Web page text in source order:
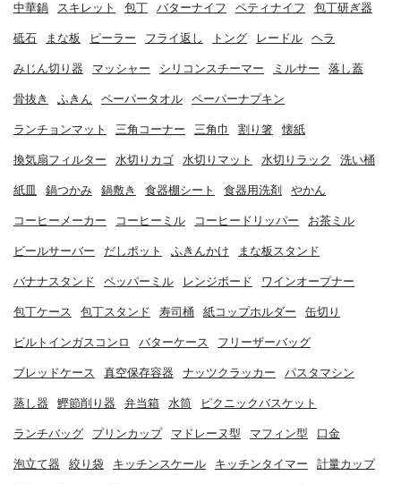
中華鍋 スキレット 包丁 バターナイフ ペティナイフ 包丁研ぎ器
砥石 まな板 ピーラー フライ返し トング レードル ヘラ
みじん切り器 マッシャー シリコンスチーマー ミルサー 落し蓋
骨抜き ふきん ペーパータオル ペーパーナプキン
ランチョンマット 三角コーナー 三角巾 割り箸 懐紙
換気扇フィルター 水切りカゴ 水切りマット 水切りラック 洗い桶
紙皿 鍋つかみ 鍋敷き 食器棚シート 食器用洗剤 やかん
コーヒーメーカー コーヒーミル コーヒードリッパー お茶ミル
ビールサーバー だしポット ふきんかけ まな板スタンド
バナナスタンド ペッパーミル レンジボード ワインオープナー
包丁ケース 包丁スタンド 寿司桶 紙コップホルダー 缶切り
ビルトインガスコンロ バターケース フリーザーバッグ
ブレッドケース 真空保存容器 ナッツクラッカー パスタマシン
蒸し器 鰹節削り器 弁当箱 水筒 ピクニックバスケット
ランチバッグ プリンカップ マドレーヌ型 マフィン型 口金
泡立て器 絞り袋 キッチンスケール キッチンタイマー 計量カップ